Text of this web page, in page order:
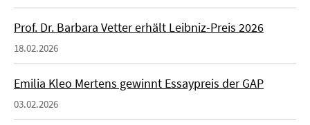
Prof. Dr. Barbara Vetter erhält Leibniz-Preis 2026
18.02.2026
Emilia Kleo Mertens gewinnt Essaypreis der GAP
03.02.2026